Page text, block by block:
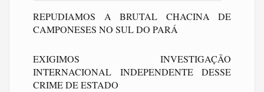
REPUDIAMOS A BRUTAL CHACINA DE
CAMPONESES NO SUL DO PARÁ
EXIGIMOS INVESTIGAÇÃO
INTERNACIONAL INDEPENDENTE DESSE
CRIME DE ESTADO